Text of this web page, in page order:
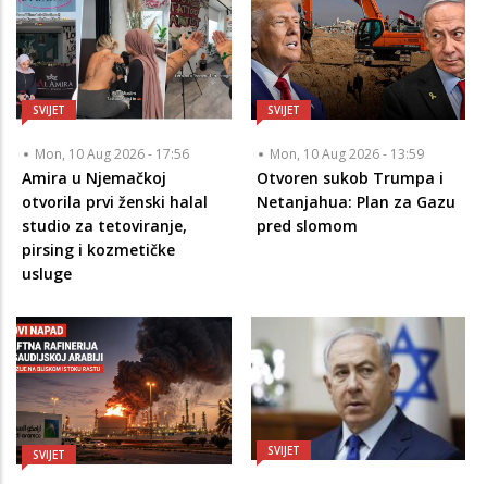
SVIJET
Mon, 10 Aug 2026 - 17:56
Amira u Njemačkoj
otvorila prvi ženski halal
studio za tetoviranje,
pirsing i kozmetičke
usluge
SVIJET
Mon, 10 Aug 2026 - 13:59
Otvoren sukob Trumpa i
Netanjahua: Plan za Gazu
pred slomom
SVIJET SVIJET